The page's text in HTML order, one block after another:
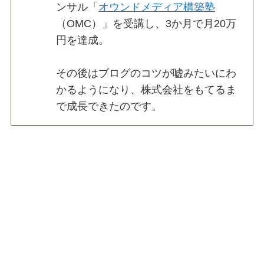
ンサル「 オウンドメディア構築塾
（OMC）」を受講し、3か月で月20万
円を達成。
その後はブログのコツが嘘みたいにわ
かるようになり、株式会社をもてるま
で成長できたのです。